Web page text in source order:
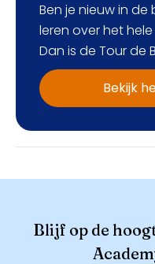
Ben je nieuw in
leren over het
Dan is de Tour de
Bekijk
Blijf op de